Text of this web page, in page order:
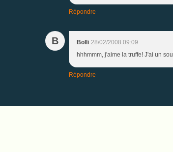
Répondre
B Bolli 28/02/2008 09:09
hhhmmm, j'aime la truffe! J'ai un
Répondre